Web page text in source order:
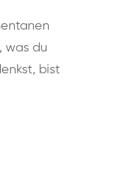
was du
bist